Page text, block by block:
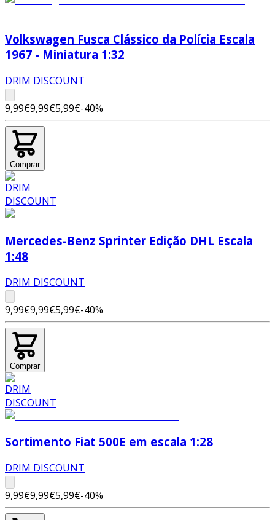
Volkswagen Fusca Clássico da Polícia Escala
1967 - Miniatura 1:32
DRIM DISCOUNT
9,99€9,99€5,99€-40%
Comprar
Mercedes-Benz Sprinter Edição DHL Escala
1:48
DRIM DISCOUNT
9,99€9,99€5,99€-40%
Comprar
Sortimento Fiat 500E em escala 1:28
DRIM DISCOUNT
9,99€9,99€5,99€-40%